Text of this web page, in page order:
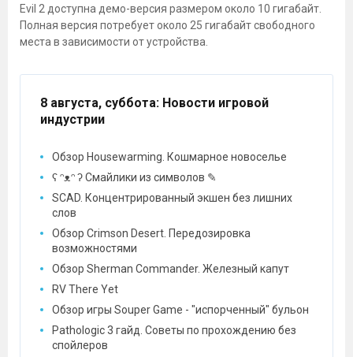
Evil 2 доступна демо-версия размером около 10 гигабайт.
Полная версия потребует около 25 гигабайт свободного
места в зависимости от устройства.
8 августа, суббота: Новости игровой
индустрии
Обзор Housewarming. Кошмарное новоселье
ʕ ᵔᴥᵔ ʔ Смайлики из символов ✎
SCAD. Концентрированный экшен без лишних
слов
Обзор Crimson Desert. Передозировка
возможностями
Обзор Sherman Commander. Железный капут
RV There Yet
Обзор игры Souper Game - "испорченный" бульон
Pathologic 3 гайд. Советы по прохождению без
спойлеров